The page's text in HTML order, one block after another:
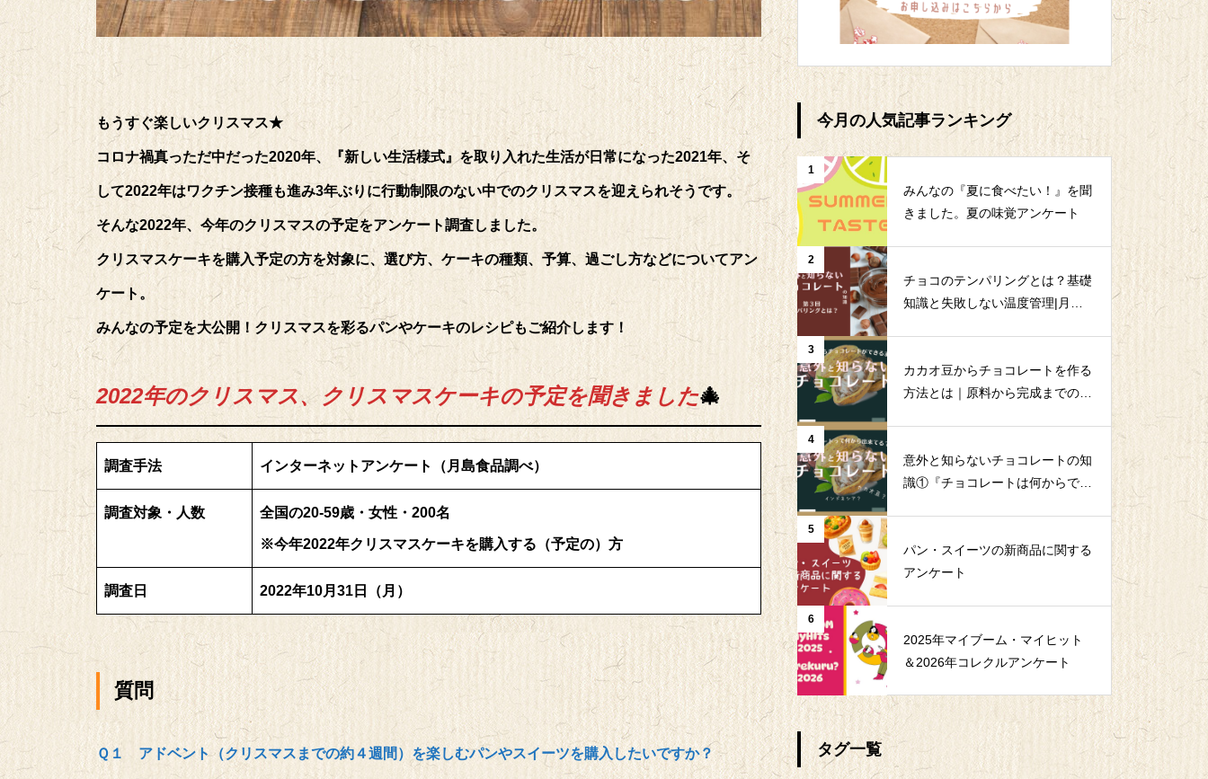
もうすぐ楽しいクリスマス★
コロナ禍真っただ中だった2020年、『新しい生活様式』を取り入れた生活が日常になった2021年、そ
して2022年はワクチン接種も進み3年ぶりに行動制限のない中でのクリスマスを迎えられそうです。
そんな2022年、今年のクリスマスの予定をアンケート調査しました。
クリスマスケーキを購入予定の方を対象に、選び方、ケーキの種類、予算、過ごし方などについてアン
ケート。
みんなの予定を大公開！クリスマスを彩るパンやケーキのレシピもご紹介します！
2022年のクリスマス、クリスマスケーキの予定を聞きました🎄
調査手法 インターネットアンケート（月島食品調べ）
調査対象・人数 全国の20-59歳・女性・200名
※今年2022年クリスマスケーキを購入する（予定の）方
調査日 2022年10月31日（月）
質問
Ｑ１ アドベント（クリスマスまでの約４週間）を楽しむパンやスイーツを購入したいですか？
今月の人気記事ランキング
1
みんなの『夏に食べたい！』を聞
きました。夏の味覚アンケート
2
チョコのテンパリングとは？基礎
知識と失敗しない温度管理|月島
3
カカオ豆からチョコレートを作る
方法とは｜原料から完成までの全
4
意外と知らないチョコレートの知
識①『チョコレートは何からでき
5
パン・スイーツの新商品に関する
アンケート
6
2025年マイブーム・マイヒット
＆2026年コレクルアンケート
タグ一覧